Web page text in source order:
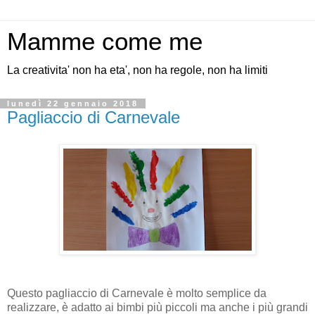
Mamme come me
La creativita' non ha eta', non ha regole, non ha limiti
lunedì 22 gennaio 2018
Pagliaccio di Carnevale
Questo pagliaccio di Carnevale è molto semplice da
realizzare, è adatto ai bimbi più piccoli ma anche i più grandi